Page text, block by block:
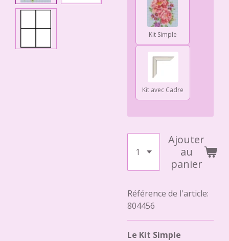
Kit Simple
Kit avec Cadre
Ajouter
au
panier
Référence de l'article:
804456
Le Kit Simple